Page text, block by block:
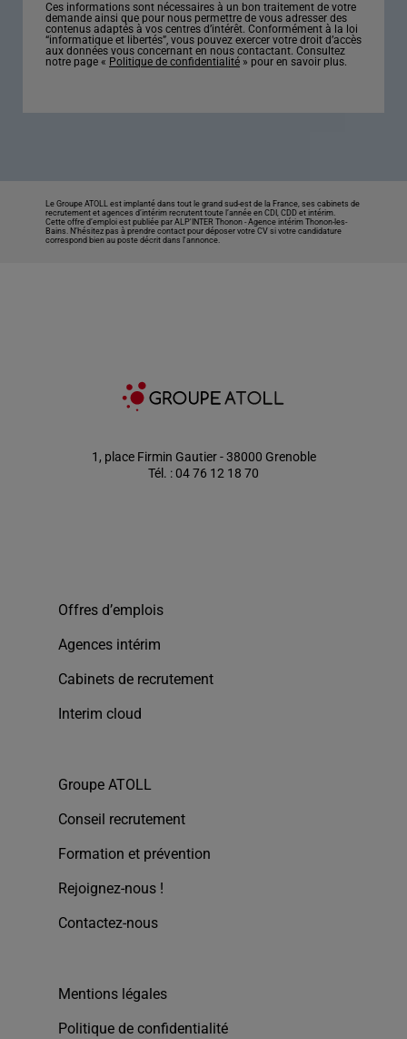
Ces informations sont nécessaires à un bon traitement de votre
demande ainsi que pour nous permettre de vous adresser des
contenus adaptés à vos centres d’intérêt. Conformément à la loi
“informatique et libertés”, vous pouvez exercer votre droit d’accès
aux données vous concernant en nous contactant. Consultez
notre page « Politique de confidentialité » pour en savoir plus.
Le Groupe ATOLL est implanté dans tout le grand sud-est de la France, ses cabinets de
recrutement et agences d’intérim recrutent toute l’année en CDI, CDD et intérim.
Cette offre d’emploi est publiée par ALP'INTER Thonon -Agence intérim Thonon-les-
Bains. N’hésitez pas à prendre contact pour déposer votre CV si votre candidature
correspond bien au poste décrit dans l'annonce.
1, place Firmin Gautier - 38000 Grenoble
Tél. : 04 76 12 18 70
Offres d’emplois
Agences intérim
Cabinets de recrutement
Interim cloud
Groupe ATOLL
Conseil recrutement
Formation et prévention
Rejoignez-nous !
Contactez-nous
Mentions légales
Politique de confidentialité